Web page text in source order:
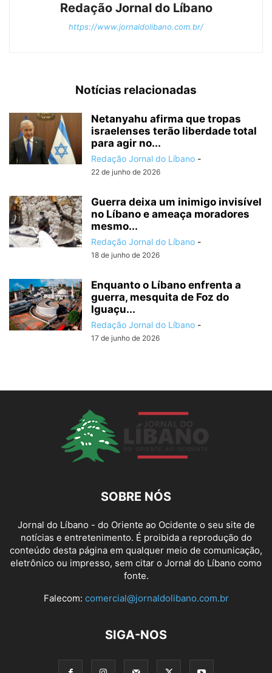
Redação Jornal do Líbano
https://www.jornaldolibano.com.br/
Notícias relacionadas
Netanyahu afirma que tropas
israelenses terão liberdade total
para agir no...
Redação Jornal do Líbano -
22 de junho de 2026
Guerra deixa um inimigo invisível
no Líbano e ameaça moradores
mesmo...
Redação Jornal do Líbano -
18 de junho de 2026
Enquanto o Líbano enfrenta a
guerra, mesquita de Foz do
Iguaçu...
Redação Jornal do Líbano -
17 de junho de 2026
SOBRE NÓS
Jornal do Líbano - do Oriente ao Ocidente o seu site de
notícias e entretenimento. É proibida a reprodução do
conteúdo desta página em qualquer meio de comunicação,
eletrônico ou impresso, sem citar o Jornal do Líbano como
fonte.
Falecom: comercial@jornaldolibano.com.br
SIGA-NOS